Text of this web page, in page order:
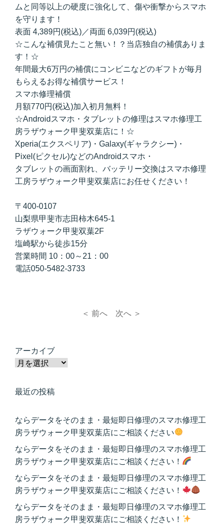
ムと同等以上の硬度に強化して、傷や衝撃からスマホ
を守ります！
表面 4,389円(税込)／両面 6,039円(税込)
☆こんな補償見たこと無い！？当店独自の補償ありま
す！☆
年間最大6万円の補償にコンビニなどのギフトが毎月
もらえるお得な補償サービス！
スマホ修理補償
月額770円(税込)加入初月無料！
☆Androidスマホ・タブレットの修理はスマホ修理工
房ラザウォーク甲斐双葉店に！☆
Xperia(エクスペリア)・Galaxy(ギャラクシー)・
Pixel(ピクセル)などのAndroidスマホ・
タブレットの画面割れ、バッテリー交換はスマホ修理
工房ラザウォーク甲斐双葉店にお任せください！
〒400-0107
山梨県甲斐市志田柿木645-1
ラザウォーク甲斐双葉2F
塩崎駅から徒歩15分
営業時間 10：00～21：00
電話050-5482-3733
＜ 前へ 次へ ＞
アーカイブ
最近の投稿
ならデータをそのまま・最短即日修理のスマホ修理工
房ラザウォーク甲斐双葉店にご相談ください
ならデータをそのまま・最短即日修理のスマホ修理工
房ラザウォーク甲斐双葉店にご相談ください！
ならデータをそのまま・最短即日修理のスマホ修理工
房ラザウォーク甲斐双葉店にご相談ください！
ならデータをそのまま・最短即日修理のスマホ修理工
房ラザウォーク甲斐双葉店にご相談ください！